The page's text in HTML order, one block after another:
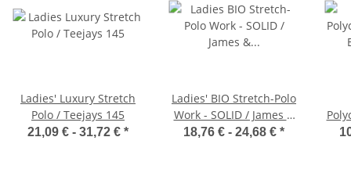
Ladies' Luxury Stretch
Polo / Teejays 145
21,09 € - 31,72 € *
Ladies' BIO Stretch-Polo
Work - SOLID / James &
Nicholson JN1805
18,76 € - 24,68 € *